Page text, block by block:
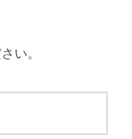
い。